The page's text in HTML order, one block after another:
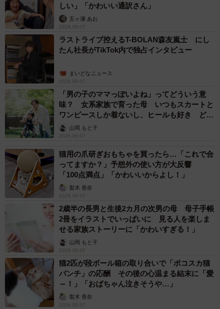
しい」「かわいい通訳さん」
五ヶ瀬 あお
2026.08.07
ラストライブ控えるT-BOLAN森友嵐士 にし
たん社長がTikTok内で独占インタビュー
まいどなニュース
2026.08.07
「男の子のママっぽいよね」ってどういう意
味？ 女系家族で育った母 いつもスカートと
ワンピースしか着ないし、ヒールも好き どの
へんが…
山岡 もと子
2026.08.07
猫用の爪研ぎおもちゃを買ったら…「これで合
ってますか？」予想外の使い方が大反響
「100点満点」「かわいいからよし！」
梨木 香奈
2026.08.07
2歳半の長男と生後2カ月の次男の母 母子手帳
2冊をイラストでいっぱいに 見る人を楽しま
せる家族ストーリーに「かわいすぎる！」
山岡 もと子
2026.08.07
猫2匹が段ボール箱の取り合いで「ポコスカ猫
パンチ」の応酬 その後の心温まる結末に「愛
～！」「おばちゃん泣きそうや…」
梨木 香奈
2026.08.07